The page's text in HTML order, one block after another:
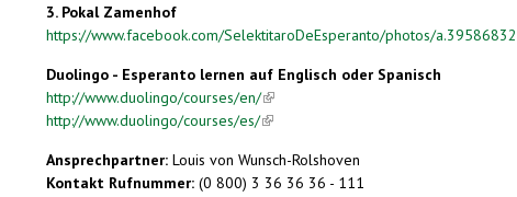
3. Pokal Zamenhof
https://www.facebook.com/SelektitaroDeEsperanto/photos/
Duolingo - Esperanto lernen auf Englisch oder Spanisch
http://www.duolingo/courses/en/(link is external)
http://www.duolingo/courses/es/(link is external)
Ansprechpartner: Louis von Wunsch-Rolshoven
Kontakt Rufnummer: (0 800) 3 36 36 36 - 111